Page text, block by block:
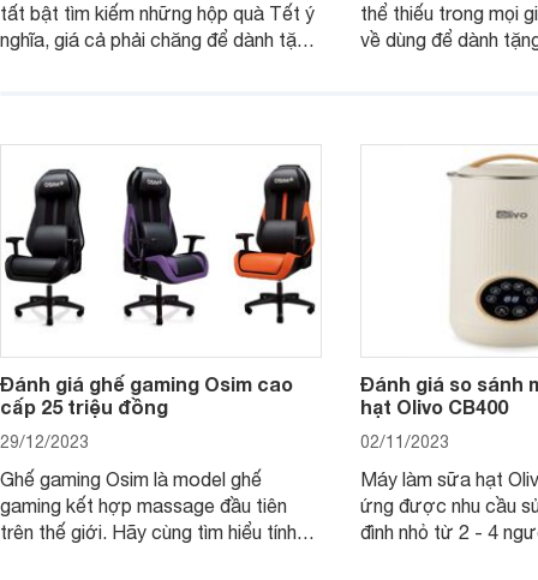
tất bật tìm kiếm những hộp quà Tết ý
nghĩa, giá cả phải chăng để dành tặng
- 500k đẹp mắt nhé.
thể thiếu trong mọi
về dùng để dành
2025 mới vừa sang,
mua sắm cuối năm.
Đánh giá ghế gaming Osim cao
cấp 25 triệu đồng
29/12/2023
Ghế gaming Osim là model ghế
gaming kết hợp massage đầu tiên
trên thế giới. Hãy cùng tìm hiểu tính
Đánh giá so sánh
hạt Olivo CB400
02/11/2023
Máy làm sữa hạt
ứng được nhu cầu
đình nhỏ từ 2 - 4